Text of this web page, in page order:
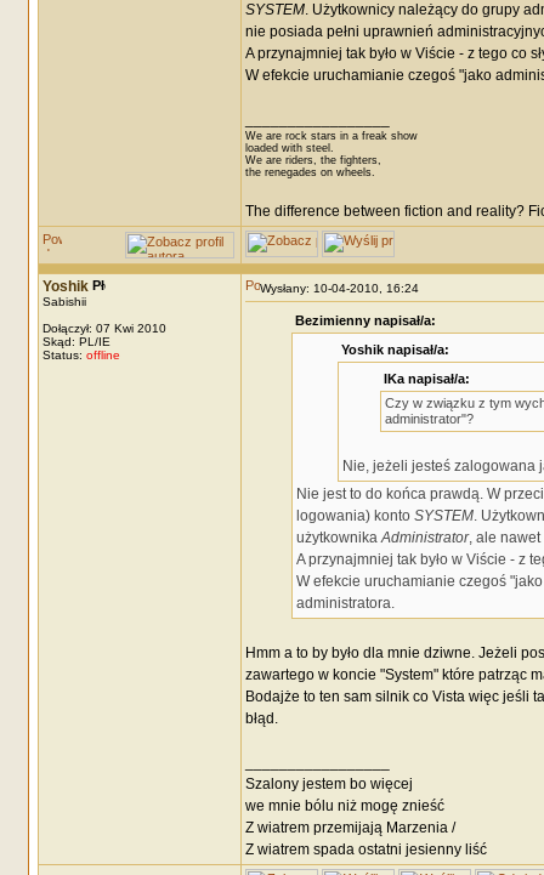
SYSTEM. Użytkownicy należący do grupy
nie posiada pełni uprawnień
A przynajmniej tak było w Viście - z tego co
W efekcie uruchamianie czegoś "jako
We are rock stars in a freak show
loaded with steel.
We are riders, the fighters,
the renegades on wheels.
The difference between fiction and reality?
Yoshik
Sabishii
Dołączył: 07 Kwi 2010
Skąd: PL/IE
Status: offline
Wysłany: 10-04-2010, 16:24
Bezimienny napisał/a:
Yoshik napisał/a:
IKa napisał/a:
Czy w związku z tym
administrator"?
Nie, jeżeli jesteś zalogowana
Nie jest to do końca prawdą. W
logowania) konto SYSTEM.
użytkownikaAdministrator, ale
A przynajmniej tak było w Viście - z
W efekcie uruchamianie czegoś
administratora.
Hmm a to by było dla mnie dziwne. Jeżeli
zawartego w koncie "System" które patrząc
Bodajże to ten sam silnik co Vista więc jeśli
błąd.
Szalony jestem bo więcej
we mnie bólu niż mogę znieść
Z wiatrem przemijają Marzenia /
Z wiatrem spada ostatni jesienny liść